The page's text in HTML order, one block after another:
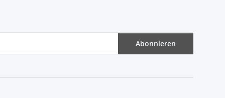
Abonnieren